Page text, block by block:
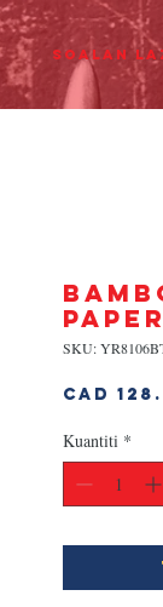
Soalan
SKU:
CAD
Kuantiti *